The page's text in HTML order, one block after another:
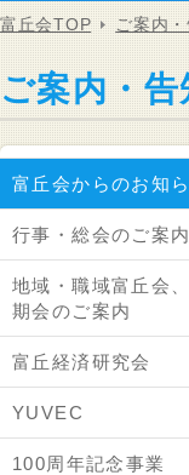
富丘会TOP ご案内
ご案内・告
富丘会からのお知
行事・総会のご案内
地域・職域富丘会
期会のご案内
富丘経済研究会
YUVEC
100周年記念事業